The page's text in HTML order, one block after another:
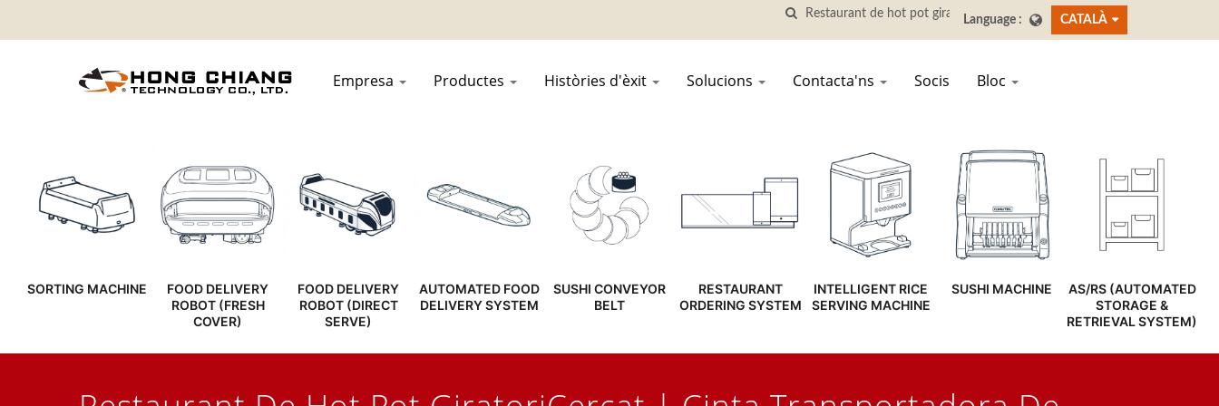
CATALÀ
Empresa Productes Històries d'èxit Solucions Contacta'ns Socis Bloc
SORTING MACHINE
FOOD DELIVERY
ROBOT (FRESH
COVER)
FOOD DELIVERY
ROBOT (DIRECT
SERVE)
AUTOMATED FOOD
DELIVERY SYSTEM
SUSHI CONVEYOR
BELT
RESTAURANT
ORDERING SYSTEM
INTELLIGENT RICE
SERVING MACHINE
SUSHI MACHINE
AS/RS (AUTOMATED
STORAGE &
RETRIEVAL SYSTEM)